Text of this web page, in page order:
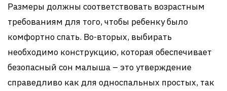
Размеры должны соответствовать возрастным
требованиям для того, чтобы ребенку было
комфортно спать. Во-вторых, выбирать
необходимо конструкцию, которая обеспечивает
безопасный сон малыша – это утверждение
справедливо как для односпальных простых, так